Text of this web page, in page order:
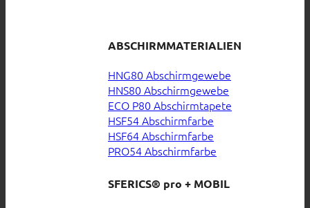
ABSCHIRMMATERIALIEN
HNG80 Abschirmgewebe
HNS80 Abschirmgewebe
ECO P80 Abschirmtapete
HSF54 Abschirmfarbe
HSF64 Abschirmfarbe
PRO54 Abschirmfarbe
SFERICS® pro + MOBIL